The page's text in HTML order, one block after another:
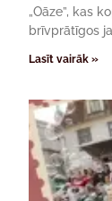
„Oāze”, kas
brīvprātīgos
Lasīt vairāk »